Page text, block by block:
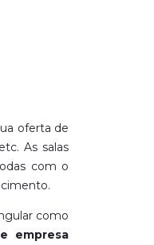
oferta de
etc. As salas
com o
como
empresa